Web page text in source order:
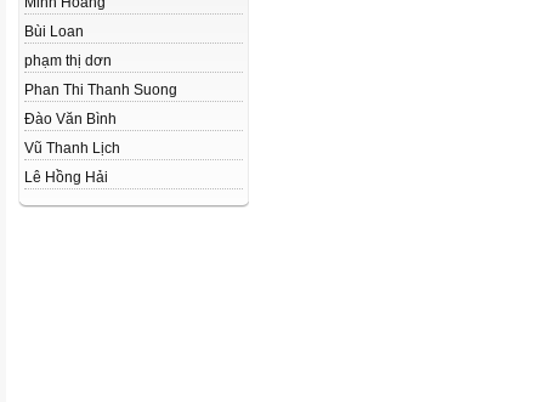
Bùi Loan
phạm thị dơn
Phan Thi Thanh Suong
Đào Văn Bình
Vũ Thanh Lịch
Lê Hồng Hải